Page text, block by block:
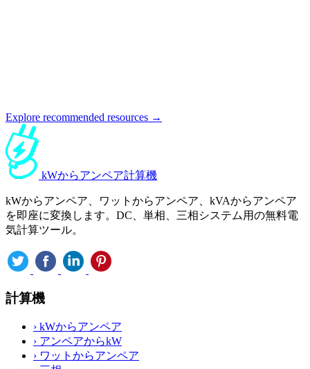
Explore recommended resources →
kWからアンペア計算機
kWからアンペア、ワットからアンペア、kVAからアンペア
を即座に変換します。DC、単相、三相システム用の無料電
気計算ツール。
計算機
› kWからアンペア
› アンペアからkW
› ワットからアンペア